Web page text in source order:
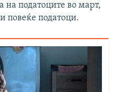
на податоците во март,
повеќе податоци.